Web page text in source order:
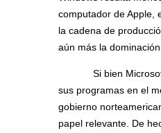
computador de Apple,
la cadena de
aún más la
Si bien
sus programas en el
gobierno
papel relevante. De